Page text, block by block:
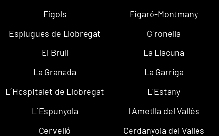
Fígols
Figaró-Montmany
Esplugues de Llobregat
Gironella
El Brull
La Llacuna
La Granada
La Garriga
L´Hospitalet de Llobregat
L´Estany
L´Espunyola
l´Ametlla del Vallès
Cervelló
Cerdanyola del Vallès